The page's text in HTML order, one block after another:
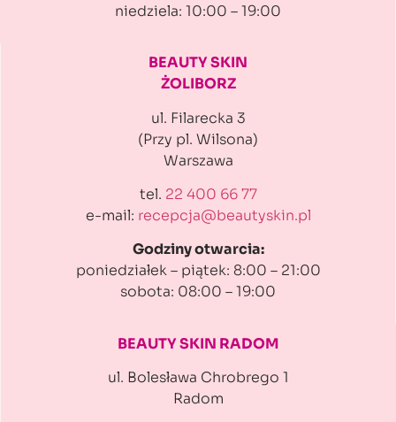
niedziela: 10:00 – 19:00
BEAUTY SKIN
ŻOLIBORZ
ul. Filarecka 3
(Przy pl. Wilsona)
Warszawa
tel. 22 400 66 77
e-mail: recepcja@beautyskin.pl
Godziny otwarcia:
poniedziałek – piątek: 8:00 – 21:00
sobota: 08:00 – 19:00
BEAUTY SKIN RADOM
ul. Bolesława Chrobrego 1
Radom